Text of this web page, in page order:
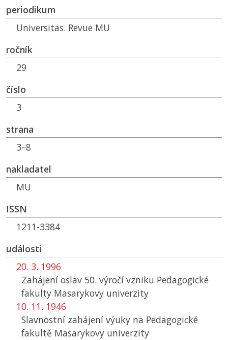
periodikum
Universitas. Revue MU
ročník
29
číslo
3
strana
3–8
nakladatel
MU
ISSN
1211-3384
události
20. 3. 1996
Zahájení oslav 50. výročí vzniku Pedagogické
fakulty Masarykovy univerzity
10. 11. 1946
Slavnostní zahájení výuky na Pedagogické
fakultě Masarykovy univerzity